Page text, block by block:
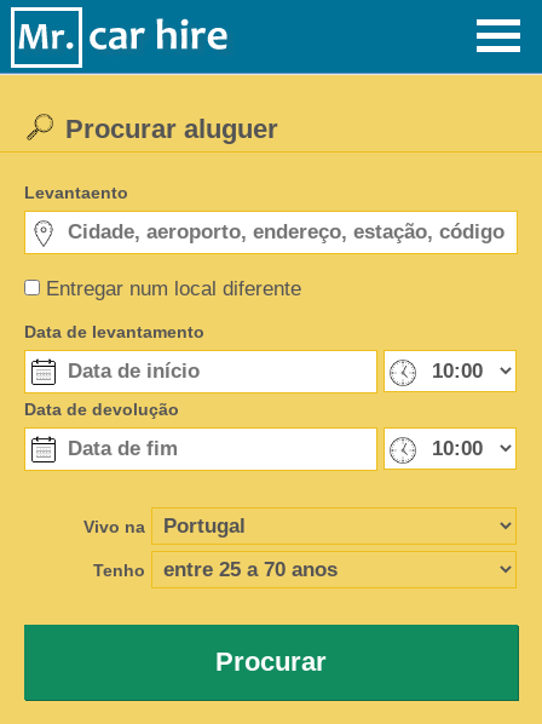
Entregar num local diferente
Procurar aluguer
Levantaento
Data de levantamento
Data de devolução
Vivo na
Tenho
Procurar